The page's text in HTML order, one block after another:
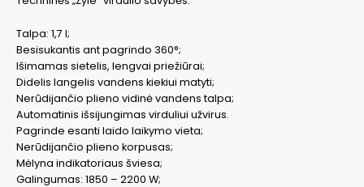
Talpa: 1,7 l;
Besisukantis ant pagrindo 360°;
Išimamas sietelis, lengvai priežiūrai;
Didelis langelis vandens kiekiui matyti;
Nerūdijančio plieno vidinė vandens talpa;
Automatinis išsijungimas virduliui užvirus.
Pagrinde esanti laido laikymo vieta;
Nerūdijančio plieno korpusas;
Mėlyna indikatoriaus šviesa;
Galingumas: 1850 – 2200 W;